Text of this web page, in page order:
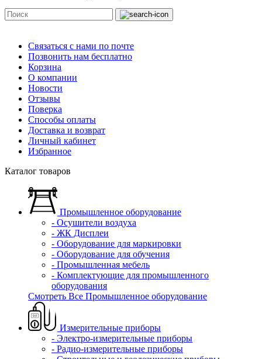
Связаться с нами по почте
Позвонить нам бесплатно
Корзина
О компании
Новости
Отзывы
Поверка
Способы оплаты
Доставка и возврат
Личный кабинет
Избранное
Каталог товаров
Промышленное оборудование
- Осушители воздуха
- ЖК Дисплеи
- Оборудование для маркировки
- Оборудование для обучения
- Промышленная мебель
- Комплектующие для промышленного
оборудования
Смотреть Все Промышленное оборудование
Измерительные приборы
- Электро-измерительные приборы
- Радио-измерительные приборы